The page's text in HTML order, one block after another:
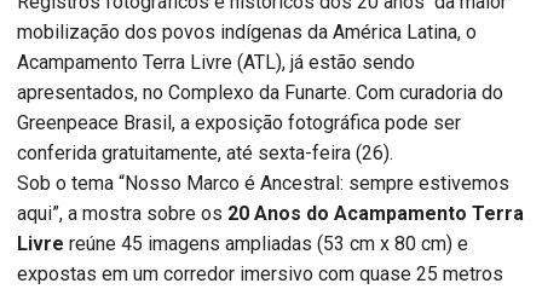
mobilização dos povos indígenas da América Latina, o
Acampamento Terra Livre (ATL), já estão sendo
apresentados, no Complexo da Funarte. Com curadoria do
Greenpeace Brasil, a exposição fotográfica pode ser
conferida gratuitamente, até sexta-feira (26).
Sob o tema “Nosso Marco é Ancestral: sempre estivemos
aqui”, a mostra sobre os 20 Anos do Acampamento Terra
Livre reúne 45 imagens ampliadas (53 cm x 80 cm) e
expostas em um corredor imersivo com quase 25 metros